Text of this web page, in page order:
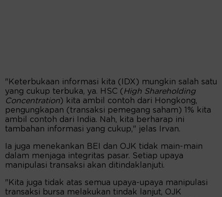
"Keterbukaan informasi kita (IDX) mungkin salah satu
yang cukup terbuka, ya. HSC ( High Shareholding
Concentration) kita ambil contoh dari Hongkong,
pengungkapan (transaksi pemegang saham) 1% kita
ambil contoh dari India. Nah, kita berharap ini
tambahan informasi yang cukup," jelas Irvan.
Ia juga menekankan BEI dan OJK tidak main-main
dalam menjaga integritas pasar. Setiap upaya
manipulasi transaksi akan ditindaklanjuti.
"Kita juga tidak atas semua upaya-upaya manipulasi
transaksi bursa melakukan tindak lanjut, OJK